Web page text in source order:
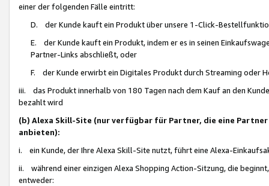
einer der folgenden Fälle eintritt:
D. der Kunde kauft ein Produkt über unsere 1-Click-
E. der Kunde kauft ein Produkt, indem er es in seinen
Partner-Links abschließt, oder
F. der Kunde erwirbt ein Digitales Produkt durch Streaming oder
iii. das Produkt innerhalb von 180 Tagen nach dem Kauf an den
bezahlt wird
(b) Alexa Skill-Site (nur verfügbar für Partner, die eine
anbieten):
i. ein Kunde, der Ihre Alexa Skill-Site nutzt, führt eine Alexa-
ii. während einer einzigen Alexa Shopping Action-Sitzung, die
entweder: